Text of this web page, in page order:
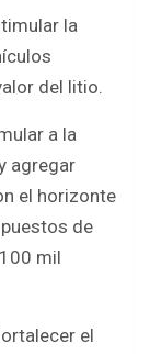
la
del litio.
a la
agregar
el horizonte
de
mil
el